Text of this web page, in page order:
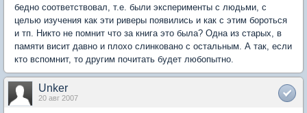
бедно соответствовал, т.е. были эксперименты с людьми, с
целью изучения как эти риверы появились и как с этим бороться
и тп. Никто не помнит что за книга это была? Одна из старых, в
памяти висит давно и плохо слинковано с остальным. А так, если
кто вспомнит, то другим почитать будет любопытно.
Unker
20 авг 2007